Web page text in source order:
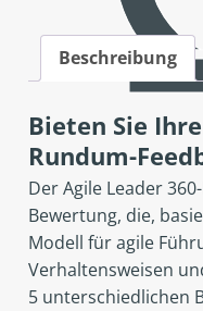
Beschreibung
Bieten Sie
Rundum-
Der Agile Leader
Bewertung, die,
Modell für agile
Verhaltensweisen
5 unterschiedlichen